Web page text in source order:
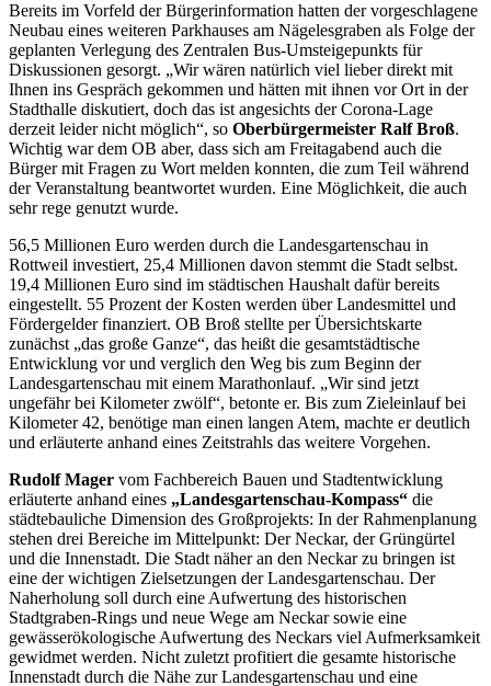
Bereits im Vorfeld der Bürgerinformation hatten der vorgeschlagene
Neubau eines weiteren Parkhauses am Nägelesgraben als Folge der
geplanten Verlegung des Zentralen Bus-Umsteigepunkts für
Diskussionen gesorgt. „Wir wären natürlich viel lieber direkt mit
Ihnen ins Gespräch gekommen und hätten mit ihnen vor Ort in der
Stadthalle diskutiert, doch das ist angesichts der Corona-Lage
derzeit leider nicht möglich“, so Oberbürgermeister Ralf Broß.
Wichtig war dem OB aber, dass sich am Freitagabend auch die
Bürger mit Fragen zu Wort melden konnten, die zum Teil während
der Veranstaltung beantwortet wurden. Eine Möglichkeit, die auch
sehr rege genutzt wurde.
56,5 Millionen Euro werden durch die Landesgartenschau in
Rottweil investiert, 25,4 Millionen davon stemmt die Stadt selbst.
19,4 Millionen Euro sind im städtischen Haushalt dafür bereits
eingestellt. 55 Prozent der Kosten werden über Landesmittel und
Fördergelder finanziert. OB Broß stellte per Übersichtskarte
zunächst „das große Ganze“, das heißt die gesamtstädtische
Entwicklung vor und verglich den Weg bis zum Beginn der
Landesgartenschau mit einem Marathonlauf. „Wir sind jetzt
ungefähr bei Kilometer zwölf“, betonte er. Bis zum Zieleinlauf bei
Kilometer 42, benötige man einen langen Atem, machte er deutlich
und erläuterte anhand eines Zeitstrahls das weitere Vorgehen.
Rudolf Mager vom Fachbereich Bauen und Stadtentwicklung
erläuterte anhand eines „Landesgartenschau-Kompass“ die
städtebauliche Dimension des Großprojekts: In der Rahmenplanung
stehen drei Bereiche im Mittelpunkt: Der Neckar, der Grüngürtel
und die Innenstadt. Die Stadt näher an den Neckar zu bringen ist
eine der wichtigen Zielsetzungen der Landesgartenschau. Der
Naherholung soll durch eine Aufwertung des historischen
Stadtgraben-Rings und neue Wege am Neckar sowie eine
gewässerökologische Aufwertung des Neckars viel Aufmerksamkeit
gewidmet werden. Nicht zuletzt profitiert die gesamte historische
Innenstadt durch die Nähe zur Landesgartenschau und eine